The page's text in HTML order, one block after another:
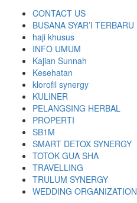
CONTACT US
BUSANA SYAR’I TERBARU
haji khusus
INFO UMUM
Kajian Sunnah
Kesehatan
klorofil synergy
KULINER
PELANGSING HERBAL
PROPERTI
SB1M
SMART DETOX SYNERGY
TOTOK GUA SHA
TRAVELLING
TRULUM SYNERGY
WEDDING ORGANIZATION